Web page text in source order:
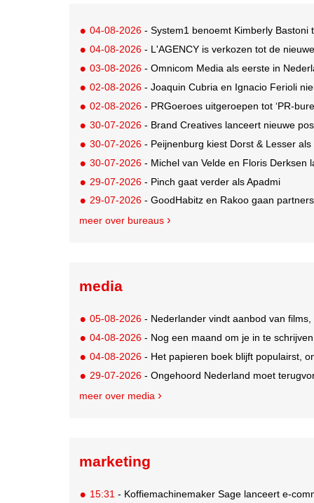
04-08-2026 - System1 benoemt Kimberly
04-08-2026 - L'AGENCY is verkozen tot de
03-08-2026 - Omnicom Media als eerste in
02-08-2026 - Joaquin Cubria en Ignacio Ferioli
02-08-2026 - PRGoeroes uitgeroepen tot ‘PR-
30-07-2026 - Brand Creatives lanceert nieuwe
30-07-2026 - Peijnenburg kiest Dorst & Lesser
30-07-2026 - Michel van Velde en Floris Derksen
29-07-2026 - Pinch gaat verder als Apadmi
29-07-2026 - GoodHabitz en Rakoo gaan
meer over bureaus
media
05-08-2026 - Nederlander vindt aanbod van
04-08-2026 - Nog een maand om je in te
04-08-2026 - Het papieren boek blijft populairst,
29-07-2026 - Ongehoord Nederland moet
meer over media
marketing
15:31 - Koffiemachinemaker Sage lanceert e-